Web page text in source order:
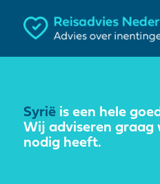
Syriëis een hele
Wij adviseren graag
nodig heeft.